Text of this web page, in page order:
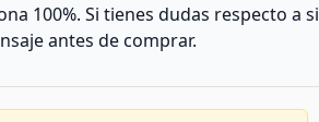
100%. Si tienes dudas respecto a si
antes de comprar.